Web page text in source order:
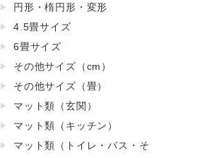
円形・楕円形・変形
4.5畳サイズ
6畳サイズ
その他サイズ（cm）
その他サイズ（畳）
マット類（玄関）
マット類（キッチン）
マット類（トイレ・バス・そ